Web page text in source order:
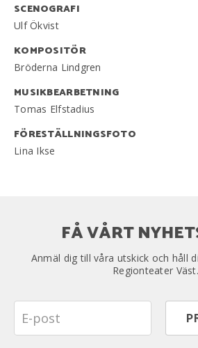
SCENOGRAFI
Ulf Ökvist
KOMPOSITÖR
Bröderna Lindgren
MUSIKBEARBETNING
Tomas Elfstadius
FÖRESTÄLLNINGSFOTO
Lina Ikse
FÅ VÅRT
Anmäl dig till våra utskick och håll
Regionteater Väst.